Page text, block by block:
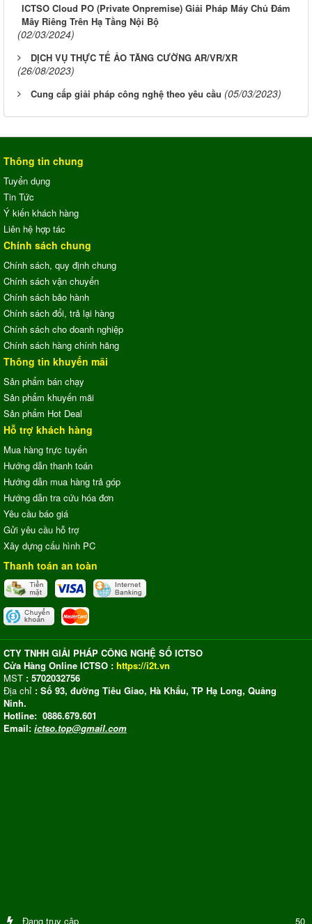
ICTSO Cloud PO (Private Onpremise) Giải Pháp Máy Chủ Đám
Mây Riêng Trên Hạ Tầng Nội Bộ
(02/03/2024)
DỊCH VỤ THỰC TẾ ẢO TĂNG CƯỜNG AR/VR/XR
(26/08/2023)
Cung cấp giải pháp công nghệ theo yêu cầu (05/03/2023)
Thông tin chung
Tuyển dụng
Tin Tức
Ý kiến khách hàng
Liên hệ hợp tác
Chính sách chung
Chính sách, quy định chung
Chính sách vận chuyển
Chính sách bảo hành
Chính sách đổi, trả lại hàng
Chính sách cho doanh nghiệp
Chính sách hàng chính hãng
Thông tin khuyến mãi
Sản phẩm bán chạy
Sản phẩm khuyến mãi
Sản phẩm Hot Deal
Hỗ trợ khách hàng
Mua hàng trực tuyến
Hướng dẫn thanh toán
Hướng dẫn mua hàng trả góp
Hướng dẫn tra cứu hóa đơn
Yêu cầu báo giá
Gửi yêu cầu hỗ trợ
Xây dựng cấu hình PC
Thanh toán an toàn
CTY TNHH GIẢI PHÁP CÔNG NGHỆ SỐ ICTSO
Cửa Hàng Online ICTSO : https://i2t.vn
MST : 5702032756
Địa chỉ : Số 93, đường Tiêu Giao, Hà Khẩu, TP Hạ Long, Quảng
Ninh.
Hotline: 0886.679.601
Email: ictso.top@gmail.com
Đang truy cập 50